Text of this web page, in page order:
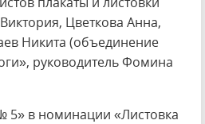
Цветкова Анна,
Никита (объединение
руководитель Фомина
в номинации «Листовка